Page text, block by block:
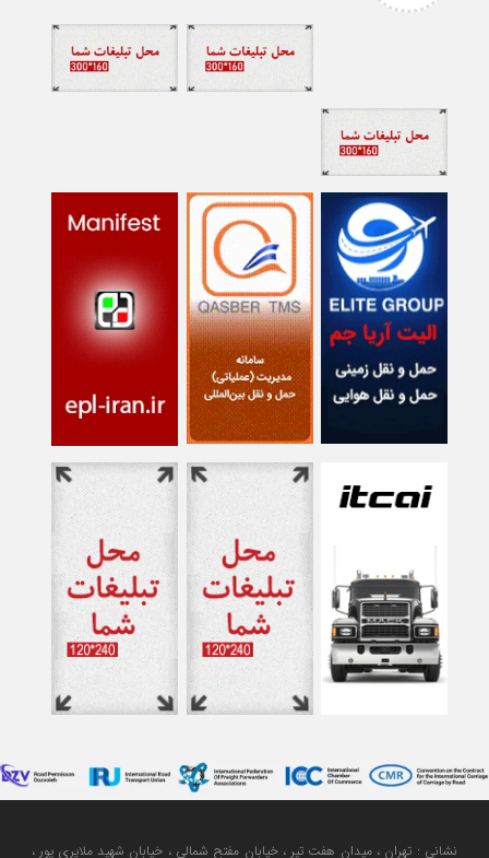
نشانی : تهران ، میدان هفت تیر ، خیابان مفتح شمالی ، خیابان شهید ملایری پور ،